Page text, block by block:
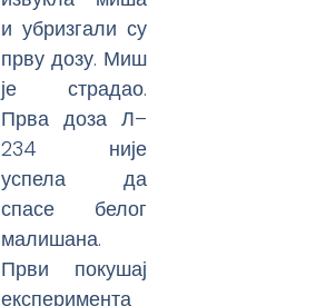
и убризгали су
прву дозу. Миш
је страдао.
Прва доза Л–
234 није
успела да
спасе белог
малишана.
Први покушај
експеримента